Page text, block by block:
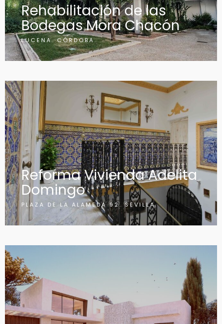
Rehabilitación de las
Bodegas Mora Chacón
LUCENA. CÓRDOBA
Reforma Vivienda Adelita
Domingo
PLAZA DE LA ALAMEDA 92. SEVILLA